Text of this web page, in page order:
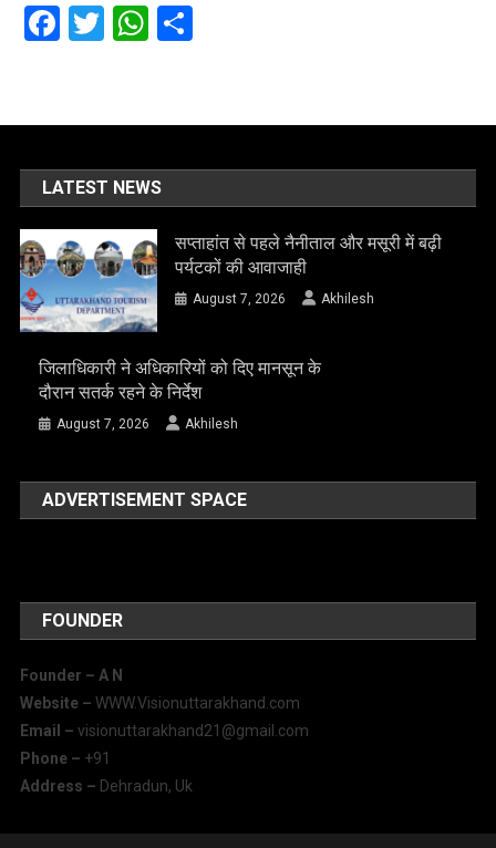
Facebook
TwitterWhatsApp
Share
LATEST NEWS
सप्ताहांत से पहले नैनीताल और मसूरी में बढ़ी
पर्यटकों की आवाजाही
August 7, 2026 Akhilesh
जिलाधिकारी ने अधिकारियों को दिए मानसून के
दौरान सतर्क रहने के निर्देश
August 7, 2026 Akhilesh
ADVERTISEMENT SPACE
FOUNDER
Founder – A N
Website –WWW.Visionuttarakhand.com
Email – visionuttarakhand21@gmail.com
Phone – +91
Address – Dehradun, Uk